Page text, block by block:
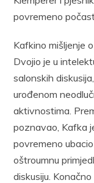
povremeno
Kafkino mišljenje
Dvojio je u
salonskih
urođenom
aktivnostima.
poznavao, Kafka
povremeno
oštroumnu
diskusiju.